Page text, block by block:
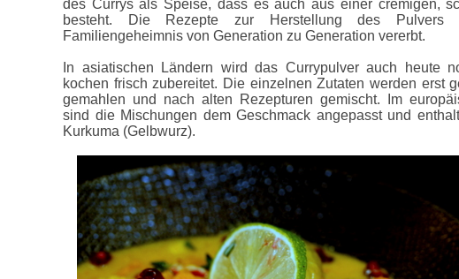
des Currys als Speise, dass es auch aus einer cremigen,
besteht. Die Rezepte zur Herstellung des Pulvers
Familiengeheimnis von Generation zu Generation vererbt.
In asiatischen Ländern wird das Currypulver auch heute
kochen frisch zubereitet. Die einzelnen Zutaten werden erst
gemahlen und nach alten Rezepturen gemischt. Im
sind die Mischungen dem Geschmack angepasst und
Kurkuma (Gelbwurz).